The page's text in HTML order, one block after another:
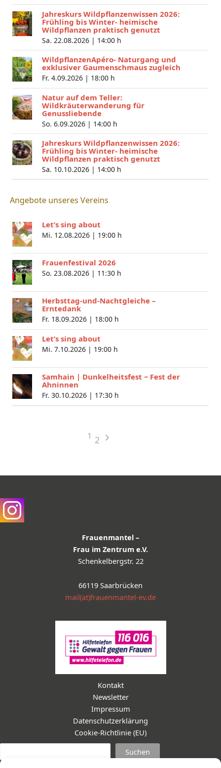
Jahreskurs Wildpflanzenwissen 2026:
Frühling bis Winter- heimische
Wildpflanzen praktisch genutzt
Sa. 22.08.2026 | 14:00 h
WildpflanzenApéro- Naturgang und
exklusiver Gaumenschmaus zugleich
Fr. 4.09.2026 | 18:00 h
Natur auf dem Teller:
Wildkräuterwanderung für
Genussliebende
So. 6.09.2026 | 14:00 h
Jahreskurs Wildpflanzenwissen 2026:
Frühling bis Winter- heimische
Wildpflanzen praktisch genutzt
Sa. 10.10.2026 | 14:00 h
Angebote unseres Vereins
Let’s sing about
Mi. 12.08.2026 | 19:00 h
Frauenfestival 2026
So. 23.08.2026 | 11:30 h
Herbsttag-und-Nachtgleiche –
Erntedank
Fr. 18.09.2026 | 18:00 h
Let’s sing about
Mi. 7.10.2026 | 19:00 h
Samhain | Dunkelheitsfest − Fest der
Ahninnen
Fr. 30.10.2026 | 17:30 h
1 2
Frauenmantel –
Frau im Zentrum e.V.
Schenkelbergstr. 22
66119 Saarbrücken
mail(at)frauenmantel-ev.de
Kontakt
Newsletter
Impressum
Datenschutzerklärung
Cookie-Richtlinie (EU)
Suchen